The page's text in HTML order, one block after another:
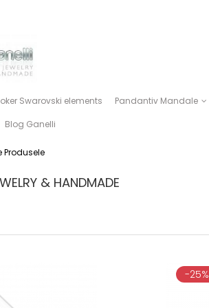
Swarovski elements Pandantiv Mandale
Blog Ganelli
Produsele
& HANDMADE
-25%